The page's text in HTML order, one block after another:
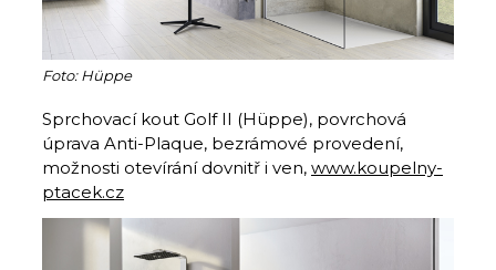
Foto: Hüppe
Sprchovací kout Golf II (Hüppe), povrchová
úprava Anti-Plaque, bezrámové provedení,
možnosti otevírání dovnitř i ven, www.koupelny-
ptacek.cz